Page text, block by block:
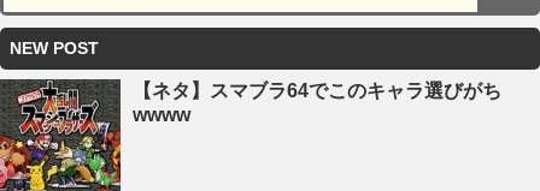
NEW POST
【ネタ】スマブラ64でこのキャラ選びがち
wwww